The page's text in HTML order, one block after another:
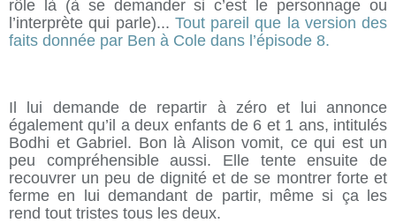
rôle là (à se demander si c’est le personnage ou
l’interprète qui parle)... Tout pareil que la version des
faits donnée par Ben à Cole dans l’épisode 8.
Il lui demande de repartir à zéro et lui annonce
également qu’il a deux enfants de 6 et 1 ans, intitulés
Bodhi et Gabriel. Bon là Alison vomit, ce qui est un
peu compréhensible aussi. Elle tente ensuite de
recouvrer un peu de dignité et de se montrer forte et
ferme en lui demandant de partir, même si ça les
rend tout tristes tous les deux.